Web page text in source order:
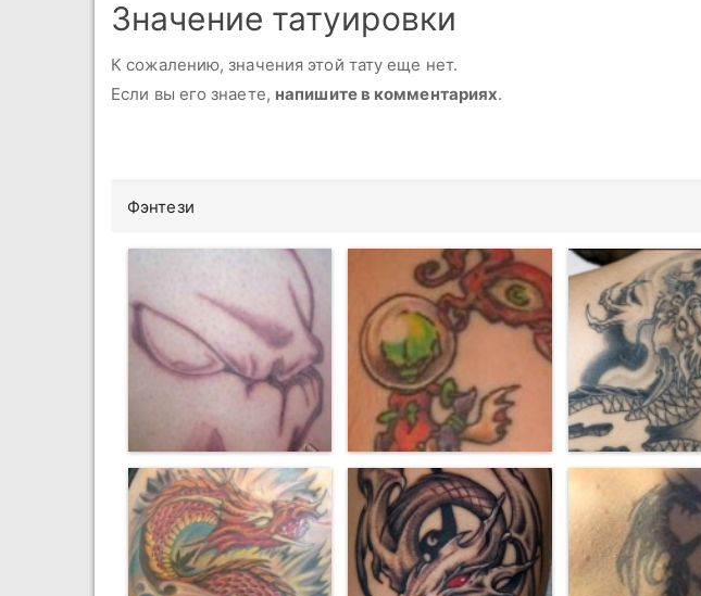
Значение татуировки
К сожалению, значения этой тату еще нет.
Если вы его знаете, напишите в комментариях.
Фэнтези